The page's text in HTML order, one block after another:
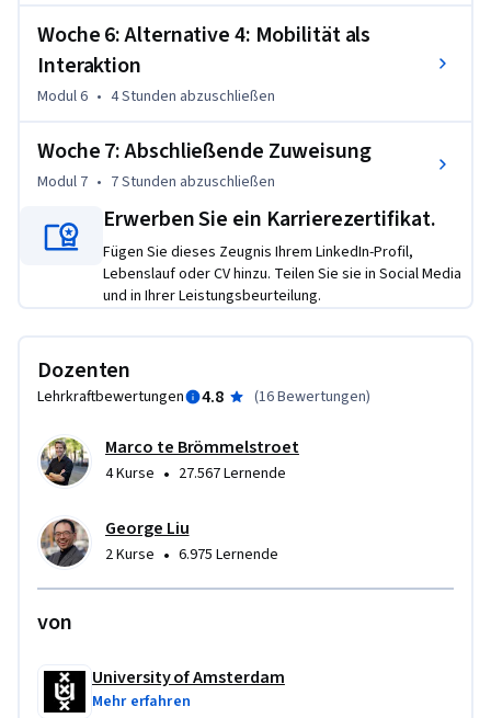
Woche 6: Alternative 4: Mobilität als
Interaktion
Modul 6 • 4 Stunden abzuschließen
Woche 7: Abschließende Zuweisung
Modul 7 • 7 Stunden abzuschließen
Erwerben Sie ein Karrierezertifikat.
Fügen Sie dieses Zeugnis Ihrem LinkedIn-Profil,
Lebenslauf oder CV hinzu. Teilen Sie sie in Social Media
und in Ihrer Leistungsbeurteilung.
Dozenten
Lehrkraftbewertungen 4.8 (16 Bewertungen)
Marco te Brömmelstroet
4 Kurse • 27.567 Lernende
George Liu
2 Kurse • 6.975 Lernende
von
University of Amsterdam
Mehr erfahren